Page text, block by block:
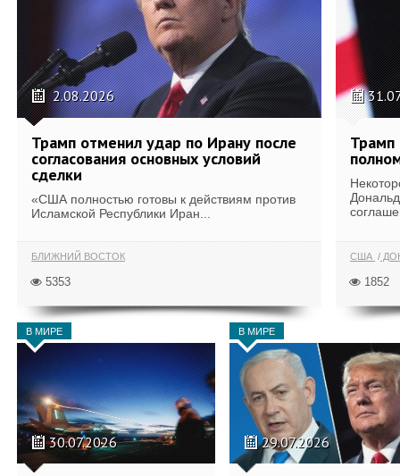
2.08.2026
Трамп отменил удар по Ирану после
согласования основных условий
сделки
«США полностью готовы к действиям против
Исламской Республики Иран...
БЛИЖНИЙ ВОСТОК
5353
Трамп
США
1852
В МИРЕ
30.07.2026
В МИРЕ
29.07.2026